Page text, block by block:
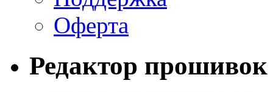
Оферта
Редактор прошивок